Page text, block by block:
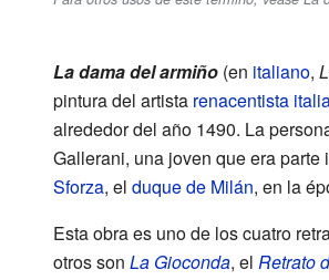
La dama del armiño(en italiano,
pintura del artista renacentista
alrededor del año 1490. La
Gallerani, una joven que era parte
Sforza, el duque de Milán, en la
Esta obra es uno de los cuatro
otros son La Gioconda, el Retrato